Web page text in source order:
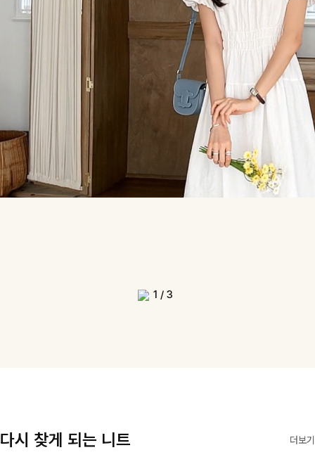
1 / 3
다시 찾게 되는 니트 더보기